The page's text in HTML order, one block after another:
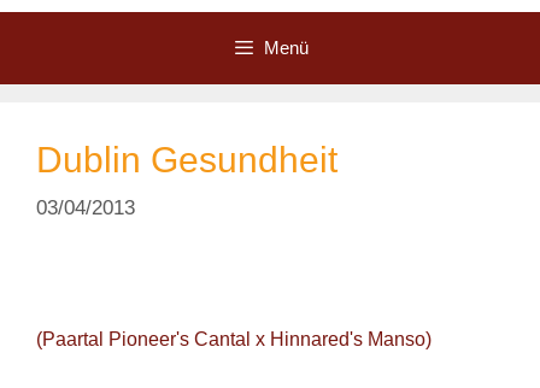
Zum
Menü
Dublin Gesundheit
03/04/2013
(Paartal Pioneer's Cantal x Hinnared's Manso)